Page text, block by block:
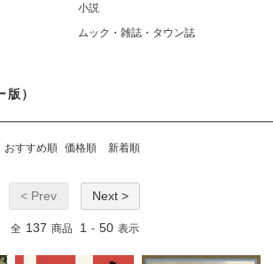
小説
ムック・雑誌・タウン誌
）
おすすめ順 価格順 新着順
< Prev Next >
全 137 商品 1 - 50 表示